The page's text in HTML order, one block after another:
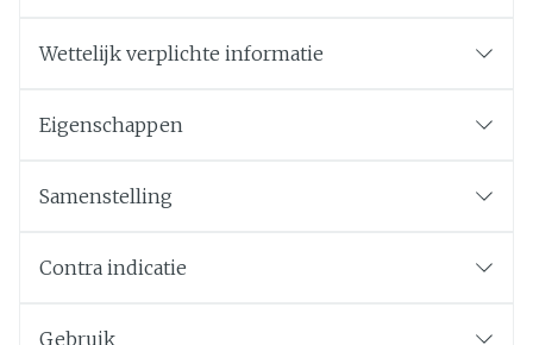
Wettelijk verplichte informatie
Eigenschappen
Samenstelling
Contra indicatie
Gebruik